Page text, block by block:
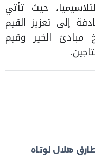
حيث تأتي
إلى تعزيز القيم
مبادئ الخير وقيم
هلال لوتاه